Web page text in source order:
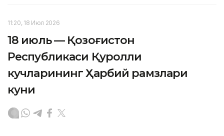
11:20, 18 Июл 2026
18 июль — Қозоғистон
Республикаси Қуролли
кучларининг Ҳарбий рамзлари
куни